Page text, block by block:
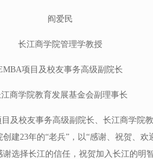
阎爱民
长江商学院管理学教授
项目及校友事务高级副院长
商学院教育发展基金会副理事长
及校友事务高级副院长、长江商学院
建23年的“老兵”，以“感谢、祝贺、欢
选择长江的信任，祝贺加入长江的明